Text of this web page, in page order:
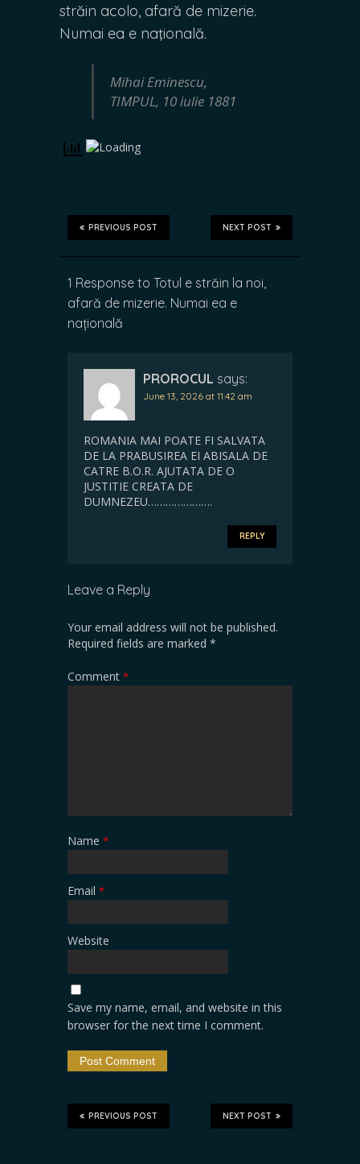
străin acolo, afară de mizerie.
Numai ea e naţională.
Mihai Eminescu,
TIMPUL, 10 iulie 1881
NEXT POST
PREVIOUS POST
1 Response to Totul e străin la noi,
afară de mizerie. Numai ea e
națională
PROROCUL says:
June 13, 2026 at 11:42 am
ROMANIA MAI POATE FI SALVATA
DE LA PRABUSIREA EI ABISALA DE
CATRE B.O.R. AJUTATA DE O
JUSTITIE CREATA DE
DUMNEZEU………………….
REPLY
Leave a Reply
Your email address will not be published.
Required fields are marked *
Comment *
Name *
Email *
Website
Save my name, email, and website in this
browser for the next time I comment.
NEXT POST
PREVIOUS POST